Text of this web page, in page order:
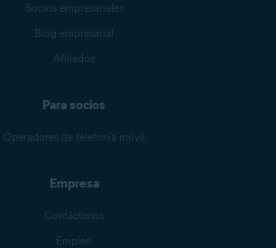
Socios empresariales
Blog empresarial
Afiliados
Para socios
Operadores de telefonía móvil
Empresa
Contáctenos
Empleo